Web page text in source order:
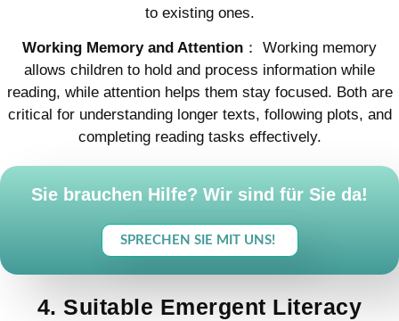
to existing ones.
Working Memory and Attention ： Working memory
allows children to hold and process information while
reading, while attention helps them stay focused. Both are
critical for understanding longer texts, following plots, and
completing reading tasks effectively.
Sie brauchen Hilfe? Wir sind für Sie da!
SPRECHEN SIE MIT UNS!
4. Suitable Emergent Literacy